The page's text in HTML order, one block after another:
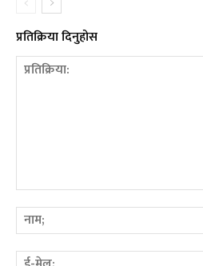
प्रतिक्रिया दिनुहोस